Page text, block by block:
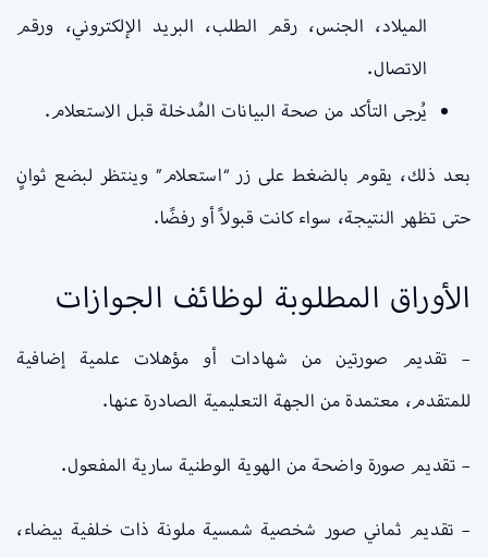
الميلاد، الجنس، رقم الطلب، البريد الإلكتروني، ورقم
الاتصال.
يُرجى التأكد من صحة البيانات المُدخلة قبل الاستعلام.
بعد ذلك، يقوم بالضغط على زر “استعلام” وينتظر لبضع ثوانٍ
حتى تظهر النتيجة، سواء كانت قبولاً أو رفضًا.
الأوراق المطلوبة لوظائف الجوازات
– تقديم صورتين من شهادات أو مؤهلات علمية إضافية
للمتقدم، معتمدة من الجهة التعليمية الصادرة عنها.
– تقديم صورة واضحة من الهوية الوطنية سارية المفعول.
– تقديم ثماني صور شخصية شمسية ملونة ذات خلفية بيضاء،